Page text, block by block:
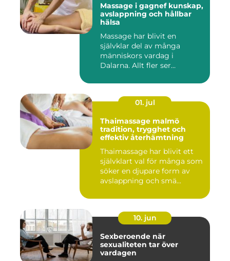
Massage i gagnef kunskap,
avslappning och hållbar
hälsa
Massage har blivit en
självklar del av många
människors vardag i
Dalarna. Allt fler ser
01. jul
Thaimassage malmö
tradition, trygghet och
effektiv återhämtning
Thaimassage har blivit ett
självklart val för många som
söker en djupare form av
avslappning och smä...
10. jun
Sexberoende när
sexualiteten tar över
vardagen